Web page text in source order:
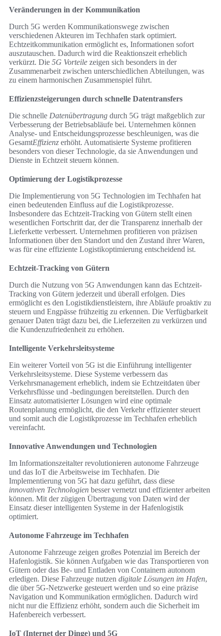
Veränderungen in der Kommunikation
Durch 5G werden Kommunikationswege zwischen
verschiedenen Akteuren im Techhafen stark optimiert.
Echtzeitkommunikation ermöglicht es, Informationen sofort
auszutauschen. Dadurch wird die Reaktionszeit erheblich
verkürzt. Die 5G Vorteile zeigen sich besonders in der
Zusammenarbeit zwischen unterschiedlichen Abteilungen, was
zu einem harmonischen Zusammenspiel führt.
Effizienzsteigerungen durch schnelle Datentransfers
Die schnelle Datenübertragung durch 5G trägt maßgeblich zur
Verbesserung der Betriebsabläufe bei. Unternehmen können
Analyse- und Entscheidungsprozesse beschleunigen, was die
GesamtEffizienz erhöht. Automatisierte Systeme profitieren
besonders von dieser Technologie, da sie Anwendungen und
Dienste in Echtzeit steuern können.
Optimierung der Logistikprozesse
Die Implementierung von 5G Technologien im Techhafen hat
einen bedeutenden Einfluss auf die Logistikprozesse.
Insbesondere das Echtzeit-Tracking von Gütern stellt einen
wesentlichen Fortschritt dar, der die Transparenz innerhalb der
Lieferkette verbessert. Unternehmen profitieren von präzisen
Informationen über den Standort und den Zustand ihrer Waren,
was für eine effiziente Logistikoptimierung entscheidend ist.
Echtzeit-Tracking von Gütern
Durch die Nutzung von 5G Anwendungen kann das Echtzeit-
Tracking von Gütern jederzeit und überall erfolgen. Dies
ermöglicht es den Logistikdienstleistern, ihre Abläufe proaktiv zu
steuern und Engpässe frühzeitig zu erkennen. Die Verfügbarkeit
genauer Daten trägt dazu bei, die Lieferzeiten zu verkürzen und
die Kundenzufriedenheit zu erhöhen.
Intelligente Verkehrsleitsysteme
Ein weiterer Vorteil von 5G ist die Einführung intelligenter
Verkehrsleitsysteme. Diese Systeme verbessern das
Verkehrsmanagement erheblich, indem sie Echtzeitdaten über
Verkehrsflüsse und -bedingungen bereitstellen. Durch den
Einsatz automatisierter Lösungen wird eine optimale
Routenplanung ermöglicht, die den Verkehr effizienter steuert
und somit auch die Logistikprozesse im Techhafen erheblich
vereinfacht.
Innovative Anwendungen und Technologien
Im Informationszeitalter revolutionieren autonome Fahrzeuge
und das IoT die Arbeitsweise im Techhafen. Die
Implementierung von 5G hat dazu geführt, dass diese
innovativen Technologien besser vernetzt und effizienter arbeiten
können. Mit der zügigen Übertragung von Daten wird der
Einsatz dieser intelligenten Systeme in der Hafenlogistik
optimiert.
Autonome Fahrzeuge im Techhafen
Autonome Fahrzeuge zeigen großes Potenzial im Bereich der
Hafenlogistik. Sie können Aufgaben wie das Transportieren von
Gütern oder das Be- und Entladen von Containern autonom
erledigen. Diese Fahrzeuge nutzen digitale Lösungen im Hafen,
die über 5G-Netzwerke gesteuert werden und so eine präzise
Navigation und Kommunikation ermöglichen. Dadurch wird
nicht nur die Effizienz erhöht, sondern auch die Sicherheit im
Hafenbereich verbessert.
IoT (Internet der Dinge) und 5G